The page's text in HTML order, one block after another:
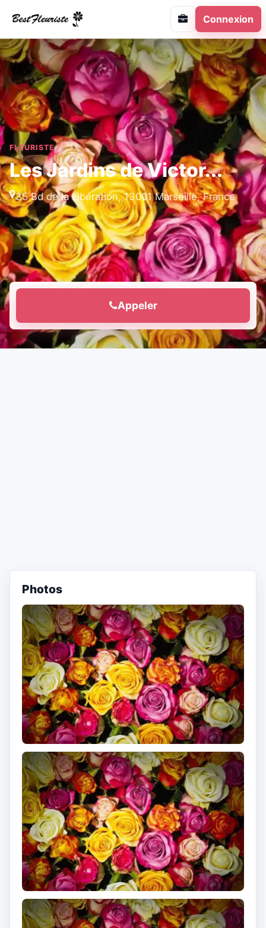
Connexion
FLEURISTE
Les Jardins de Victor...
35 Bd de la Libération, 13001 Marseille, France
Appeler
Photos